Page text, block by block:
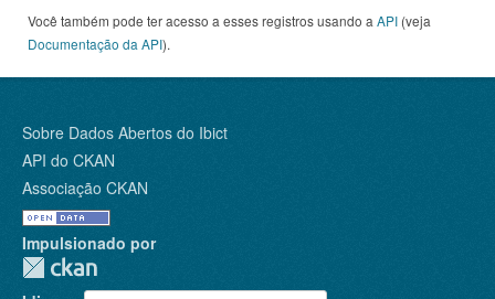
Você também pode ter acesso a esses registros usando a API (veja
Documentação da API).
Sobre Dados Abertos do Ibict
API do CKAN
Associação CKAN
Impulsionado por